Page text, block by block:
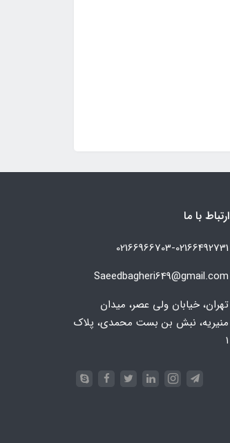
ارتباط با ما
02166966703-02166492731
Saeedbagheri649@gmail.com
تهران، خیابان ولی عصر، میدان
منیریه، نبش بن بست محمدی، پلاک
۱